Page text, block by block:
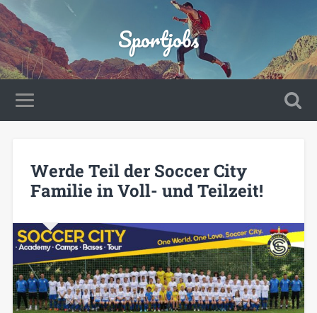
Sportjobs
Werde Teil der Soccer City
Familie in Voll- und Teilzeit!